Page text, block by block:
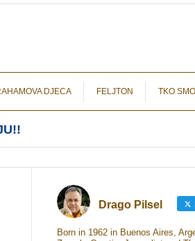
DJECA FELJTON TKO SMO
Drago Pilsel
Born in 1962 in Buenos Aires,